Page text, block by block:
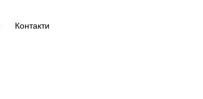
Контакти